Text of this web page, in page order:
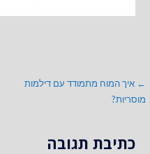
ניווט
← איך המוח מתמודד עם דילמות
מוסריות?
כתיבת תגובה